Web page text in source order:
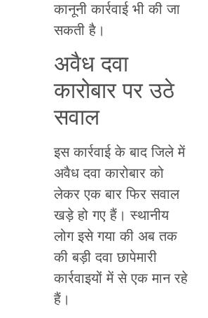
कानूनी कार्रवाई भी की जा
सकती है।
अवैध दवा
कारोबार पर उठे
सवाल
इस कार्रवाई के बाद जिले में
अवैध दवा कारोबार को
लेकर एक बार फिर सवाल
खड़े हो गए हैं। स्थानीय
लोग इसे गया की अब तक
की बड़ी दवा छापेमारी
कार्रवाइयों में से एक मान रहे
हैं।